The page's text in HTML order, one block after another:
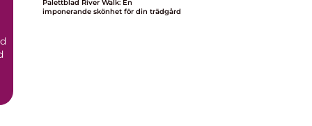
Palettblad River Walk: En
imponerande skönhet för din trädgård